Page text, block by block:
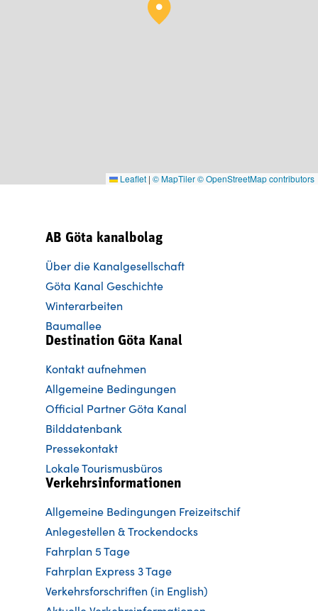
Leaflet | © MapTiler© OpenStreetMap contributors
AB Göta kanalbolag
Über die Kanalgesellschaft
Göta Kanal Geschichte
Winterarbeiten
Baumallee
Destination Göta Kanal
Kontakt aufnehmen
Allgemeine Bedingungen
Official Partner Göta Kanal
Bilddatenbank
Pressekontakt
Lokale Tourismusbüros
Verkehrsinformationen
Allgemeine Bedingungen Freizeitschif
Anlegestellen & Trockendocks
Fahrplan 5 Tage
Fahrplan Express 3 Tage
Verkehrsforschriften (in English)